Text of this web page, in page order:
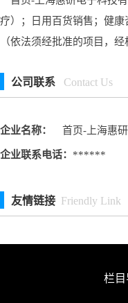
疗）；日用百货销售；健
（依法须经批准的项目，
公司联系 Contact Us
企业名称： 首页-上海惠研
企业联系电话： ******
友情链接 Friendly Link
栏目